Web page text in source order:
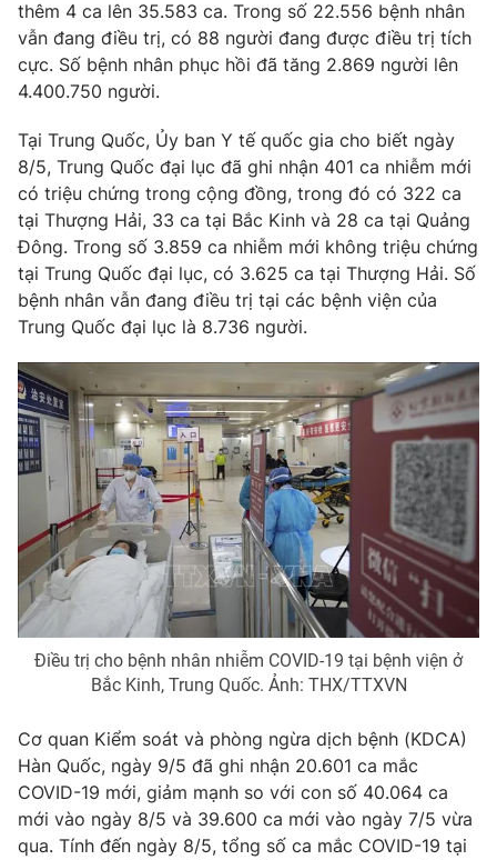
Tư vấn
Chuyên mục khác
Emagazine Podcast
Photo Infographic
Video Shorts video
VTV Money VTV Thể thao
VTV Sức khoẻ Bất động sản
Thị trường 24h Tấm lòng Việt
VTV4 Vươn mình bằng AI
VTV9 VTV8
Liên hệ tòa soạn English
Theo dõi báo trên
Cơ quan chủ quản:Đài Truyền hình Việt Nam
thêm 4 ca lên 35.583 ca. Trong số 22.556 bệnh nhân
vẫn đang điều trị, có 88 người đang được điều trị tích
cực. Số bệnh nhân phục hồi đã tăng 2.869 người lên
4.400.750 người.
Tại Trung Quốc, Ủy ban Y tế quốc gia cho biết ngày
8/5, Trung Quốc đại lục đã ghi nhận 401 ca nhiễm mới
có triệu chứng trong cộng đồng, trong đó có 322 ca
tại Thượng Hải, 33 ca tại Bắc Kinh và 28 ca tại Quảng
Đông. Trong số 3.859 ca nhiễm mới không triệu chứng
tại Trung Quốc đại lục, có 3.625 ca tại Thượng Hải. Số
bệnh nhân vẫn đang điều trị tại các bệnh viện của
Trung Quốc đại lục là 8.736 người.
Điều trị cho bệnh nhân nhiễm COVID-19 tại bệnh viện ở
Bắc Kinh, Trung Quốc. Ảnh: THX/TTXVN
Cơ quan Kiểm soát và phòng ngừa dịch bệnh (KDCA)
Hàn Quốc, ngày 9/5 đã ghi nhận 20.601 ca mắc
COVID-19 mới, giảm mạnh so với con số 40.064 ca
mới vào ngày 8/5 và 39.600 ca mới vào ngày 7/5 vừa
qua. Tính đến ngày 8/5, tổng số ca mắc COVID-19 tại